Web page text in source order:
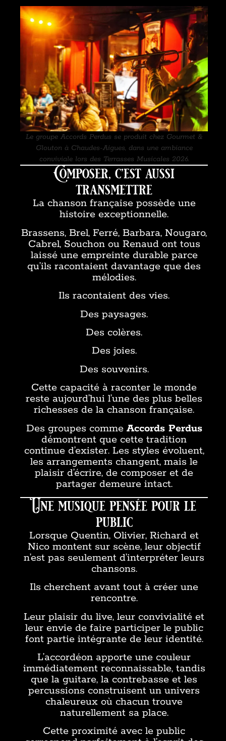
Le groupe Accords Perdus se produit chez Gourmet &
Glouton à Chaudes-Aigues, dans une ambiance
conviviale lors des Terrasses Musicales 2026.
Composer, c’est aussi
transmettre
La chanson française possède une
histoire exceptionnelle.
Brassens, Brel, Ferré, Barbara, Nougaro,
Cabrel, Souchon ou Renaud ont tous
laissé une empreinte durable parce
qu’ils racontaient davantage que des
mélodies.
Ils racontaient des vies.
Des paysages.
Des colères.
Des joies.
Des souvenirs.
Cette capacité à raconter le monde
reste aujourd’hui l’une des plus belles
richesses de la chanson française.
Des groupes comme Accords Perdus
démontrent que cette tradition
continue d’exister. Les styles évoluent,
les arrangements changent, mais le
plaisir d’écrire, de composer et de
partager demeure intact.
Une musique pensée pour le
public
Lorsque Quentin, Olivier, Richard et
Nico montent sur scène, leur objectif
n’est pas seulement d’interpréter leurs
chansons.
Ils cherchent avant tout à créer une
rencontre.
Leur plaisir du live, leur convivialité et
leur envie de faire participer le public
font partie intégrante de leur identité.
L’accordéon apporte une couleur
immédiatement reconnaissable, tandis
que la guitare, la contrebasse et les
percussions construisent un univers
chaleureux où chacun trouve
naturellement sa place.
Cette proximité avec le public